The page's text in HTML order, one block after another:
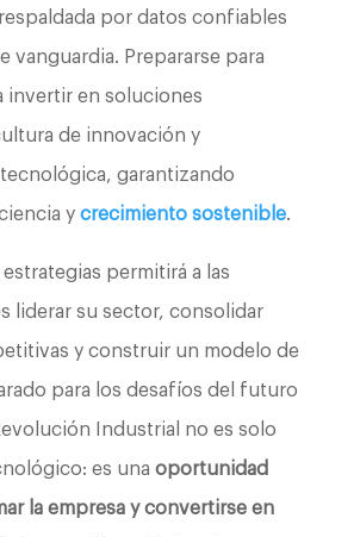
por datos confiables
vanguardia. Prepararse para
invertir en soluciones
de innovación y
garantizando
y crecimiento sostenible.
permitirá a las
liderar su sector, consolidar
y construir un modelo de
para los desafíos del futuro
Industrial no es solo
es una oportunidad
la empresa y convertirse en